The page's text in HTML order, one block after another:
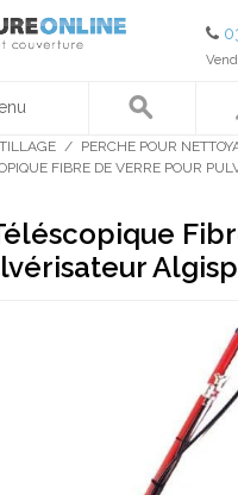
/ PERCHE POUR
FIBRE DE VERRE POUR